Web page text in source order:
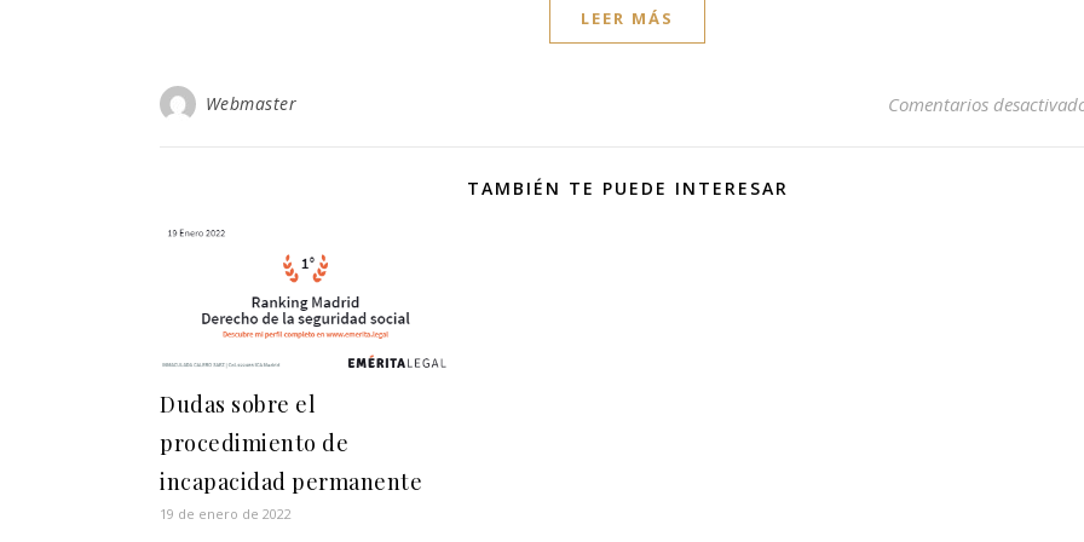
LEER MÁS
Webmaster Comentarios
TAMBIÉN TE PUEDE INTERESAR
Dudas sobre el
procedimiento de
incapacidad permanente
19 de enero de 2022